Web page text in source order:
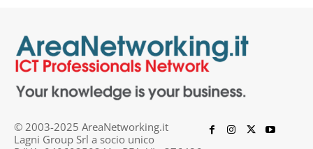
© 2003-2025 AreaNetworking.it
Lagni Group Srl a socio unico